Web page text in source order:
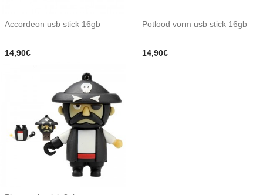
Accordeon usb stick 16gb
14,90€
Potlood vorm usb stick 16gb
14,90€